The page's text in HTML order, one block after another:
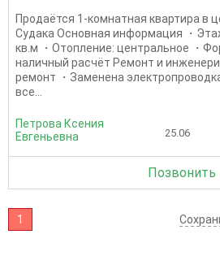
Продаётся 1‑комнатная квартира в
Судака Основная информация ・
кв.м ・Отопление: центральное ・
наличный расчёт Ремонт и
ремонт ・Заменена
все...
Петрова Ксения
Евгеньевна
25.06
Позвонить
1